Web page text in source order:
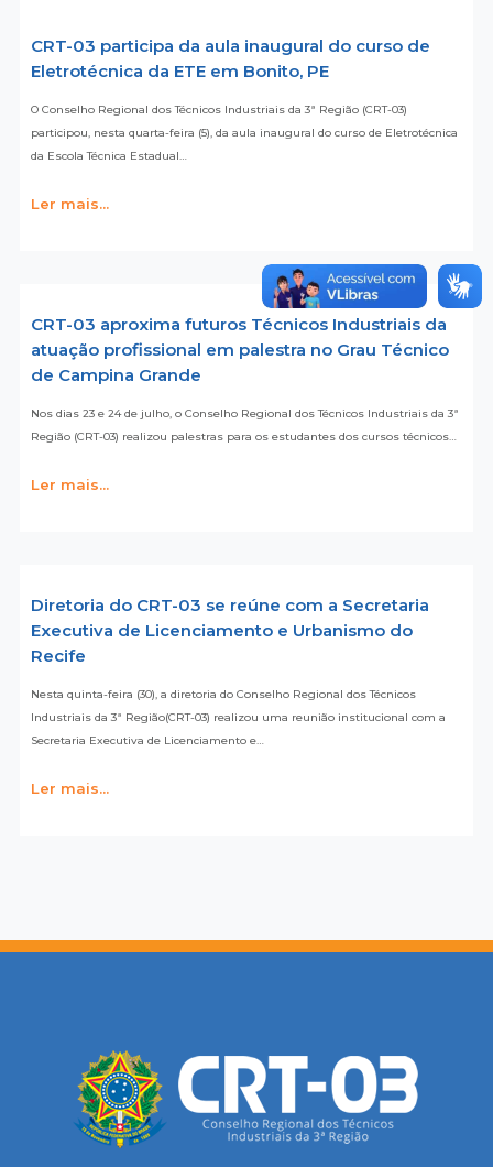
CRT-03 participa da aula inaugural do curso de
Eletrotécnica da ETE em Bonito, PE
O Conselho Regional dos Técnicos Industriais da 3ª Região (CRT-03)
participou, nesta quarta-feira (5), da aula inaugural do curso de Eletrotécnica
da Escola Técnica Estadual…
Ler mais...
CRT-03 aproxima futuros Técnicos Industriais da
atuação profissional em palestra no Grau Técnico
de Campina Grande
Nos dias 23 e 24 de julho, o Conselho Regional dos Técnicos Industriais da 3ª
Região (CRT-03) realizou palestras para os estudantes dos cursos técnicos…
Ler mais...
Diretoria do CRT-03 se reúne com a Secretaria
Executiva de Licenciamento e Urbanismo do
Recife
Nesta quinta-feira (30), a diretoria do Conselho Regional dos Técnicos
Industriais da 3ª Região(CRT-03) realizou uma reunião institucional com a
Secretaria Executiva de Licenciamento e…
Ler mais...